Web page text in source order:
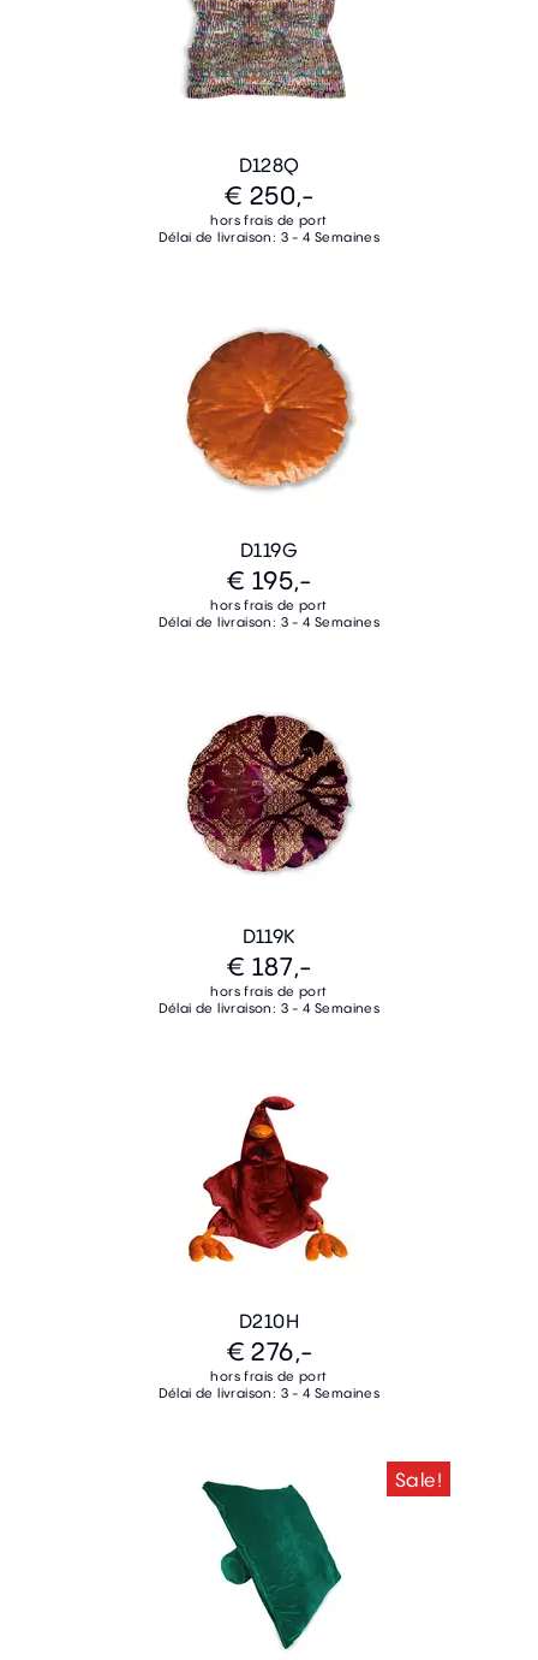
D128Q
€ 250,-
hors frais de port
Délai de livraison: 3 - 4 Semaines
D119G
€ 195,-
hors frais de port
Délai de livraison: 3 - 4 Semaines
D119K
€ 187,-
hors frais de port
Délai de livraison: 3 - 4 Semaines
D210H
€ 276,-
hors frais de port
Délai de livraison: 3 - 4 Semaines
Sale!